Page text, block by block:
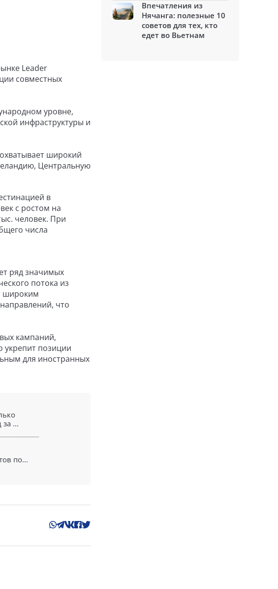
Leader
совместных
уровне,
инфраструктуры и
широкий
Центральную
в
с ростом на
человек. При
числа
ряд значимых
потока из
широким
что
кампаний,
укрепит позиции
для иностранных
...
по...
Впечатления из
Нячанга: полезные 10
советов для тех, кто
едет во Вьетнам